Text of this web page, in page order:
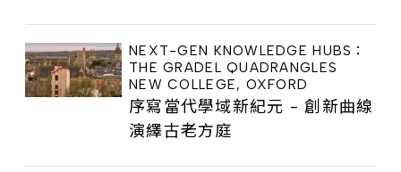
NEXT-GEN KNOWLEDGE HUBS：
THE GRADEL QUADRANGLES
NEW COLLEGE, OXFORD
序寫當代學域新紀元 - 創新曲線
演繹古老方庭